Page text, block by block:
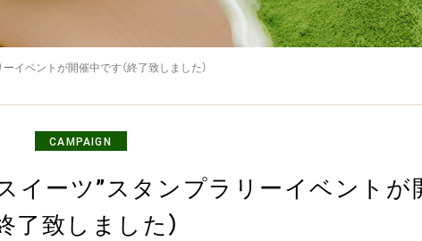
イベントが開催中です（終了致しました）
CAMPAIGN
イーツ”スタンプラリーイベントが
了致しました）